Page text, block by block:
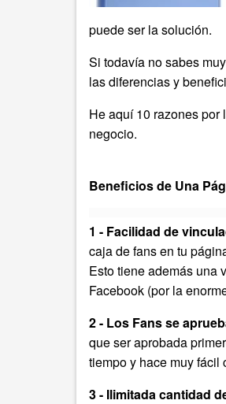
puede ser la solución.
Si todavía no sabes
las diferencias y
He aquí 10 razones por
negocio.
Beneficios de Una
1 - Facilidad de
caja de fans en tu
Esto tiene además una
Facebook (por la
2 - Los Fans se
que ser aprobada
tiempo y hace muy fácil
3 - Ilimitada cantidad